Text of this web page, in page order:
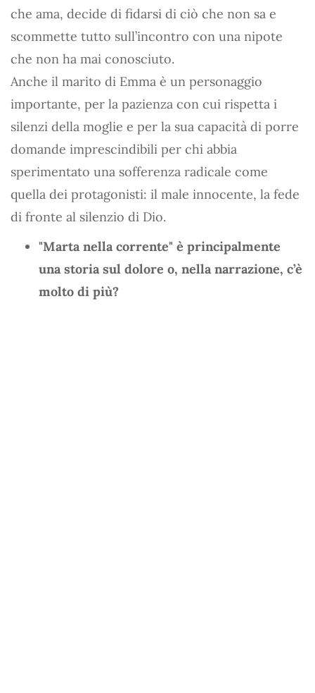
che ama, decide di fidarsi di ciò che non sa e
scommette tutto sull’incontro con una nipote
che non ha mai conosciuto.
Anche il marito di Emma è un personaggio
importante, per la pazienza con cui rispetta i
silenzi della moglie e per la sua capacità di porre
domande imprescindibili per chi abbia
sperimentato una sofferenza radicale come
quella dei protagonisti: il male innocente, la fede
di fronte al silenzio di Dio.
"Marta nella corrente" è principalmente
una storia sul dolore o, nella narrazione, c’è
molto di più?